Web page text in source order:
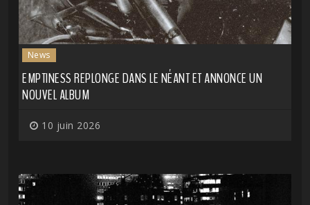
News
EMPTINESS REPLONGE DANS LE NÉANT ET ANNONCE UN
NOUVEL ALBUM
10 juin 2026